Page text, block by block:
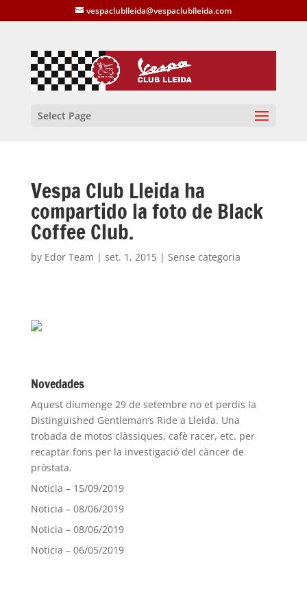
vespaclublleida@vespaclublleida.com
Select Page
Vespa Club Lleida ha
compartido la foto de Black
Coffee Club.
by Edor Team | set. 1, 2015| Sense categoria
Novedades
Aquest diumenge 29 de setembre no et perdis la
Distinguished Gentleman’s Ride a Lleida. Una
trobada de motos clàssiques, cafè racer, etc. per
recaptar fons per la investigació del càncer de
pròstata.
Noticia – 15/09/2019
Noticia – 08/06/2019
Noticia – 08/06/2019
Noticia – 06/05/2019